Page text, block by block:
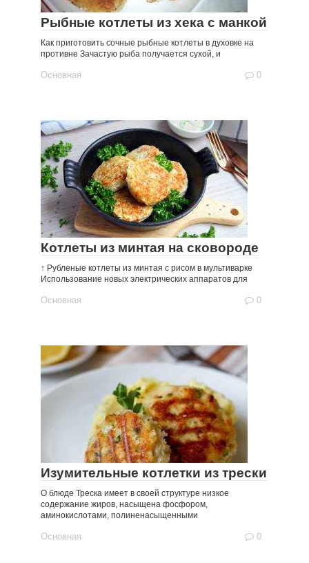
Рыбные котлеты из хека с манкой
Как приготовить сочные рыбные котлеты в духовке на
противне Зачастую рыба получается сухой, и
Основная 0
Котлеты из минтая на сковороде
↑ Рубленые котлеты из минтая с рисом в мультиварке
Использование новых электрических аппаратов для
Основная 0
Изумительные котлетки из трески
О блюде Треска имеет в своей структуре низкое
содержание жиров, насыщена фосфором,
аминокислотами, полиненасыщенными
Основная 0